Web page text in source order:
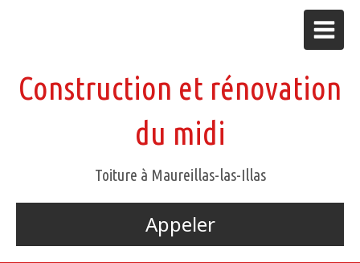
Construction et rénovation
du midi
Toiture à Maureillas-las-Illas
Appeler